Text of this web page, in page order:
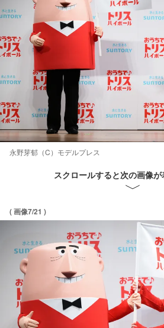
永野芽郁（C）モデルプレス
スクロールすると次の画像
( 画像7/21 )